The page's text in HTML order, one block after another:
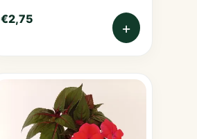
€2,75 +